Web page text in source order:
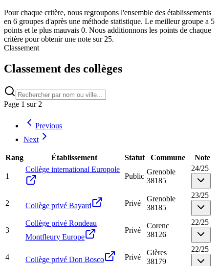
Pour chaque critère, nous regroupons l'ensemble des établissements
en 6 groupes d'après une méthode statistique. Le meilleur groupe a 5
points et le plus mauvais 0. Nous additionnons les points de chaque
critère pour obtenir une note sur 25.
Classement
Classement des collèges
Page 1 sur 2
Previous
Next
Rang Établissement Statut Commune Note
1
Collège international Europole
Public
Grenoble
38185
24/25
2 Collège privé Bayard Privé
Grenoble
38185
23/25
3
Collège privé Rondeau
Montfleury Europe
Privé
Corenc
38126
22/25
4 Collège privé Don Bosco Privé
Gières
38179
22/25